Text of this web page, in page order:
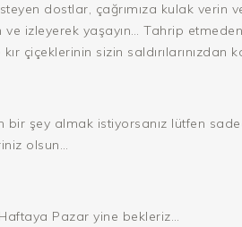
dostlar, çağrımıza kulak
izleyerek yaşayın… Tahrip
çiçeklerinin sizin saldırılarınızdan
şey almak istiyorsanız lütfen
olsun…
Pazar yine bekleriz…